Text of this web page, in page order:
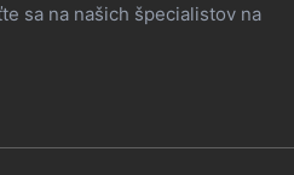
sa na našich špecialistov na